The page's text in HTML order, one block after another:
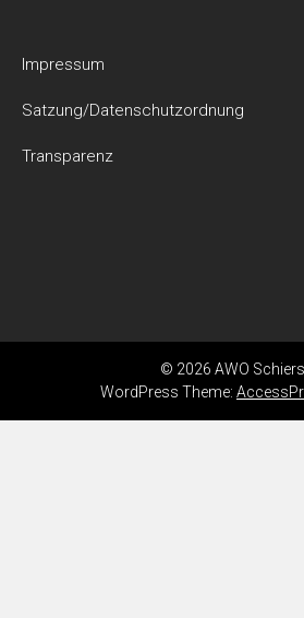
Impressum
Satzung/Datenschutzordnung
Transparenz
© 2026 AWO
WordPress Theme: